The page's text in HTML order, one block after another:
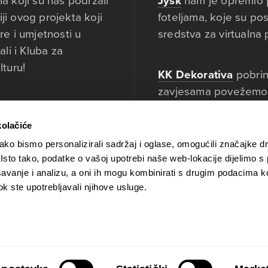
bismo personalizirali sadržaj i oglase, omogućili značajke
tako, podatke o vašoj upotrebi naše web-lokacije dijelimo s
i analizu, a oni ih mogu kombinirati s drugim podacima
ste upotrebljavali njihove usluge.
ovog projekta koji
i umjetnosti u
i Kluba za
prepoznao
njegovih tvrtki,
cijelog
ideje,
do realizacije
foteljama, koje su
sredstva za virtualna
KK Dekorativa
zavjesama
Tech Garden
inovativnim
Zagreba unesemo
IR Luksopremio je